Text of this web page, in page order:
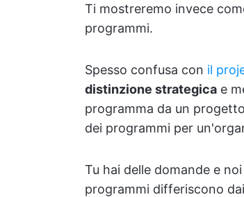
Ti mostreremo invece
programmi.
Spesso confusa con il
distinzione strategica e
programma da un
dei programmi per
Tu hai delle domande e
programmi differiscono